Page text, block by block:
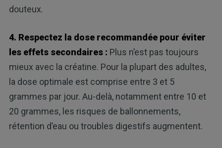
douteux.
4. Respectez la dose recommandée pour éviter
les effets secondaires : Plus n’est pas toujours
mieux avec la créatine. Pour la plupart des adultes,
la dose optimale est comprise entre 3 et 5
grammes par jour. Au-delà, notamment entre 10 et
20 grammes, les risques de ballonnements,
rétention d’eau ou troubles digestifs augmentent.